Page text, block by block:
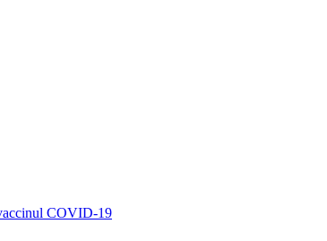
COVID-19